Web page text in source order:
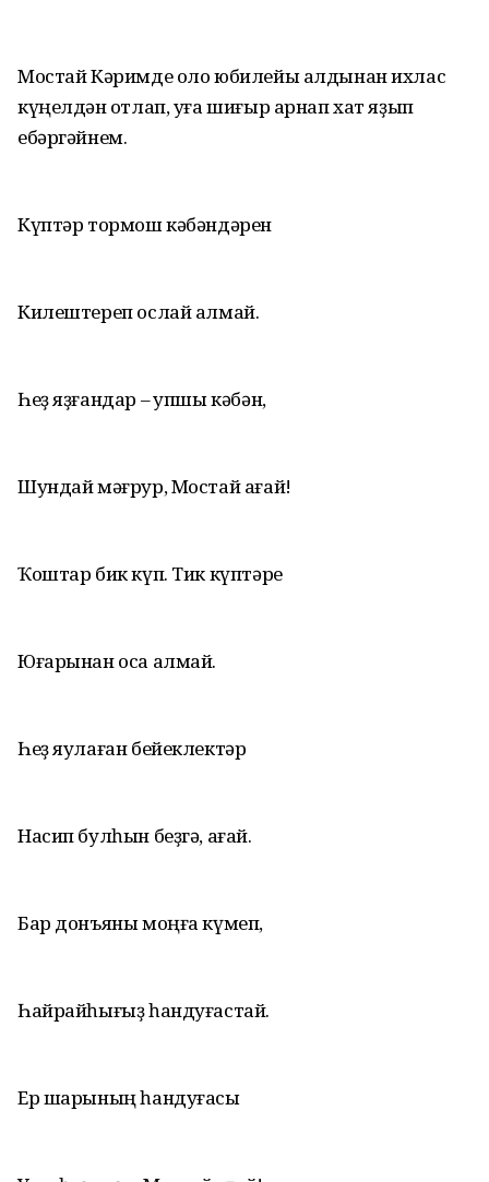
Мостай Кәримде оло юбилейы алдынан ихлас
күңелдән ҡотлап, уға шиғыр арнап хат яҙып
ебәргәйнем.
Күптәр тормош кәбәндәрен
Килештереп ослай алмай.
Һеҙ яҙғандар – ҡупшы кәбән,
Шундай мәғрур, Мостай ағай!
Ҡоштар бик күп. Тик күптәре
Юғарынан оса алмай.
Һеҙ яулаған бейеклектәр
Насип булһын беҙгә, ағай.
Бар донъяны моңға күмеп,
Һайрайһығыҙ һандуғастай.
Ер шарының һандуғасы